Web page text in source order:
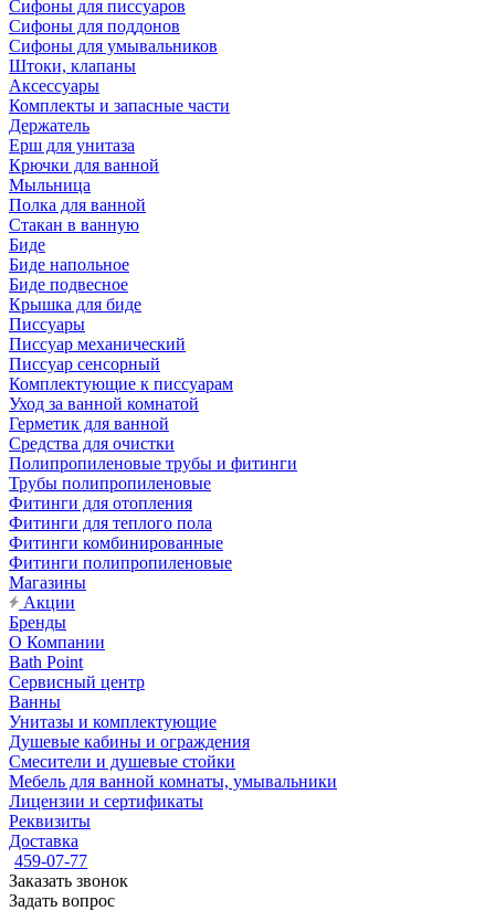
Сифоны для писсуаров
Сифоны для поддонов
Сифоны для умывальников
Штоки, клапаны
Аксессуары
Комплекты и запасные части
Держатель
Ерш для унитаза
Крючки для ванной
Мыльница
Полка для ванной
Стакан в ванную
Биде
Биде напольное
Биде подвесное
Крышка для биде
Писсуары
Писсуар механический
Писсуар сенсорный
Комплектующие к писсуарам
Уход за ванной комнатой
Герметик для ванной
Средства для очистки
Полипропиленовые трубы и фитинги
Трубы полипропиленовые
Фитинги для отопления
Фитинги для теплого пола
Фитинги комбинированные
Фитинги полипропиленовые
Магазины
Акции
Бренды
О Компании
Bath Point
Сервисный центр
Ванны
Унитазы и комплектующие
Душевые кабины и ограждения
Смесители и душевые стойки
Мебель для ванной комнаты, умывальники
Лицензии и сертификаты
Реквизиты
Доставка
459-07-77
Заказать звонок
Задать вопрос